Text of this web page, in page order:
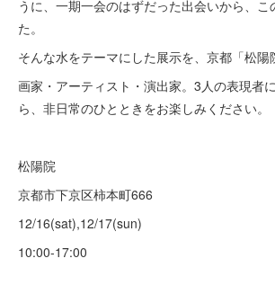
うに、一期一会のはずだった出会いから、こ
た。
そんな水をテーマにした展示を、京都「松陽
画家・アーティスト・演出家。3人の表現者
ら、非日常のひとときをお楽しみください。
松陽院
京都市下京区柿本町666
12/16(sat),12/17(sun)
10:00-17:00